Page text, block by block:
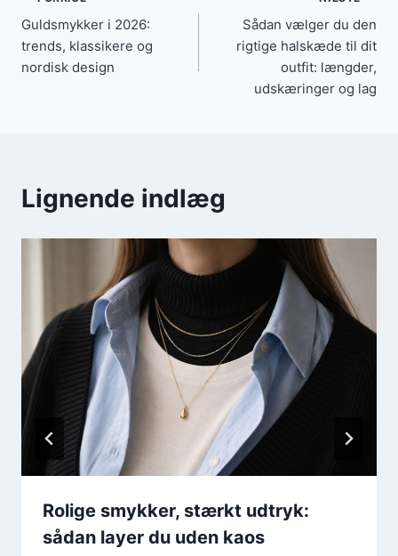
Guldsmykker i 2026:
trends, klassikere og
nordisk design
Sådan vælger du den
rigtige halskæde til dit
outfit: længder,
udskæringer og lag
Lignende indlæg
Rolige smykker, stærkt udtryk:
sådan layer du uden kaos